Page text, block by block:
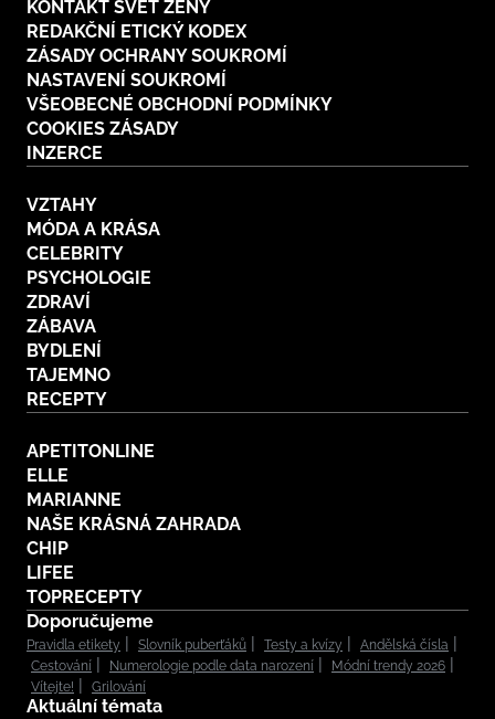
KONTAKT SVĚT ŽENY
REDAKČNÍ ETICKÝ KODEX
ZÁSADY OCHRANY SOUKROMÍ
NASTAVENÍ SOUKROMÍ
VŠEOBECNÉ OBCHODNÍ PODMÍNKY
COOKIES ZÁSADY
INZERCE
VZTAHY
MÓDA A KRÁSA
CELEBRITY
PSYCHOLOGIE
ZDRAVÍ
ZÁBAVA
BYDLENÍ
TAJEMNO
RECEPTY
APETITONLINE
ELLE
MARIANNE
NAŠE KRÁSNÁ ZAHRADA
CHIP
LIFEE
TOPRECEPTY
Doporučujeme
Pravidla etikety Slovník puberťáků Testy a kvízy
Andělská čísla
Cestování
Numerologie podle data narození
Módní trendy 2026
Vítejte!
Grilování
Aktuální témata